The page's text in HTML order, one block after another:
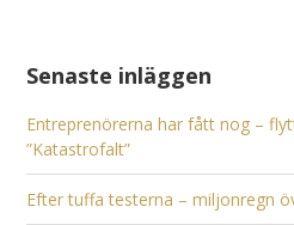
Senaste inläggen
Entreprenörerna har fått nog –
”Katastrofalt”
Efter tuffa testerna – miljonregn